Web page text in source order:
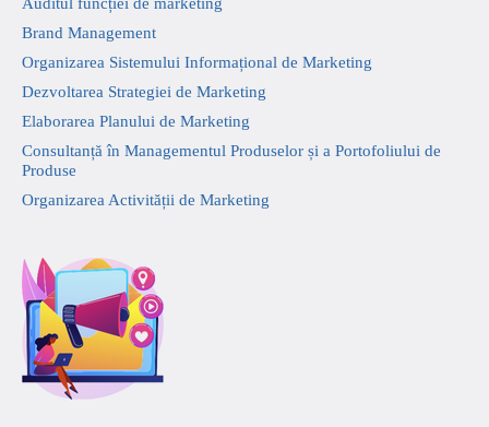
Brand Management
Organizarea Sistemului Informațional de Marketing
Dezvoltarea Strategiei de Marketing
Elaborarea Planului de Marketing
Consultanță în Managementul Produselor și a Portofoliului de
Produse
Organizarea Activității de Marketing